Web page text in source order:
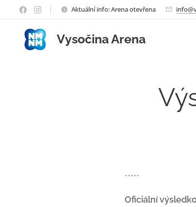
Aktuální info: Arena otevřena
Vysočina Arena
*****
Oficiální